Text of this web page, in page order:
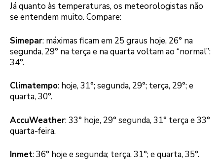
Já quanto às temperaturas, os meteorologistas não
se entendem muito. Compare:
Simepar: máximas ficam em 25 graus hoje, 26° na
segunda, 29° na terça e na quarta voltam ao “normal”:
34°.
Climatempo: hoje, 31°; segunda, 29°; terça, 29°; e
quarta, 30°.
AccuWeather: 33° hoje, 29° segunda, 31° terça e 33°
quarta-feira.
Inmet: 36° hoje e segunda; terça, 31°; e quarta, 35°.